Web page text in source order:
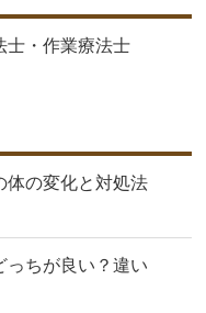
士・作業療法士
体の変化と対処法
っちが良い？違い